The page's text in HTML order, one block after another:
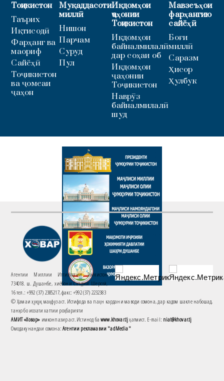
Тоҷикистон
Таърих
Иқтисодӣ
Фарҳанг ва
маориф
Сайёҳӣ
Тоҷикистон
ва ҷомеаи
ҷаҳон
Муқаддасоти
миллӣ
Нишон
Парчам
Суруд
Пул
Иқдомҳои
ҷаҳонии
Тоҷикистон
Иқдомҳои
байналмилалӣ
дар соҳаи об
Иқдомҳои
ҷаҳонии
Тоҷикистон
Наврӯз
байналмилалӣ
шуд
Мавзеъҳои
фарҳангию
сайёҳӣ
Боғи
миллӣ
Саразм
Ҳисор
Ҳулбук
Агентии Миллии Иттилоотии Тоҷикистон
734018. ш. Душанбе, хиёбони Саъдии Шерозӣ,
16 тел.: +992 (37) 2385217, факс: +992 (37) 2232383
© Ҳамаи ҳуқуқ маҳфуз аст. Истифода ва паҳн кардани маводи сомона, дар кадом шакле набошад,
танҳо бо иҷозати хаттии роҳбарияти
АМИТ «Ховар» имконпазир аст. Истинод баwww.khovar.tjҳатмист. E-mail: niat@khovar.tj
Омодакунандаи сомона:Агентии рекламавии "adMedia"